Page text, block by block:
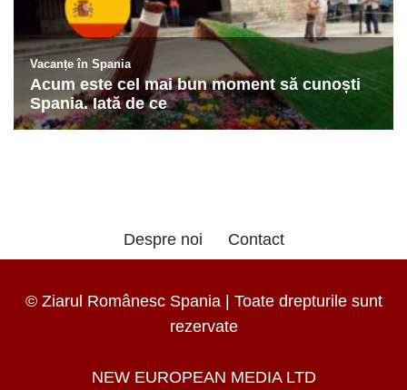
Despre noi Contact
© Ziarul Românesc Spania | Toate drepturile sunt
rezervate
NEW EUROPEAN MEDIA LTD